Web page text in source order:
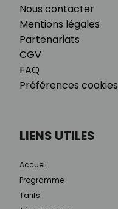
Nous contacter
Mentions légales
Partenariats
CGV
FAQ
Préférences cookies
LIENS UTILES
Accueil
Programme
Tarifs